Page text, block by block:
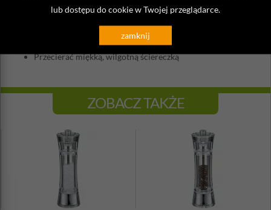
lub dostępu do cookie w Twojej przeglądarce.
zamknij
Materiał: akryl, stal nierdzewna
Nie można myć w zmywarce
Przecierać miękką, wilgotną ściereczką
ZOBACZ TAKŻE